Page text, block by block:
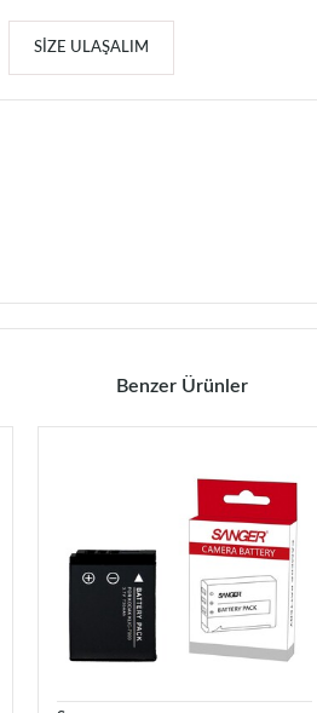
SIZE ULAŞALIM
Benzer Ürünler